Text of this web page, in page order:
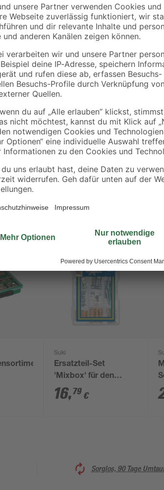
2 m
toom
Schlosserhammer 0,3
kg
7,99
Schrauben
auf Holz
In der
dekorative
einfache
Suki
Ersatzteil-Set
'Mixbox' für den
Möbelbau, 124-Teilig
16,79 €
Sorglos, 90 Tage